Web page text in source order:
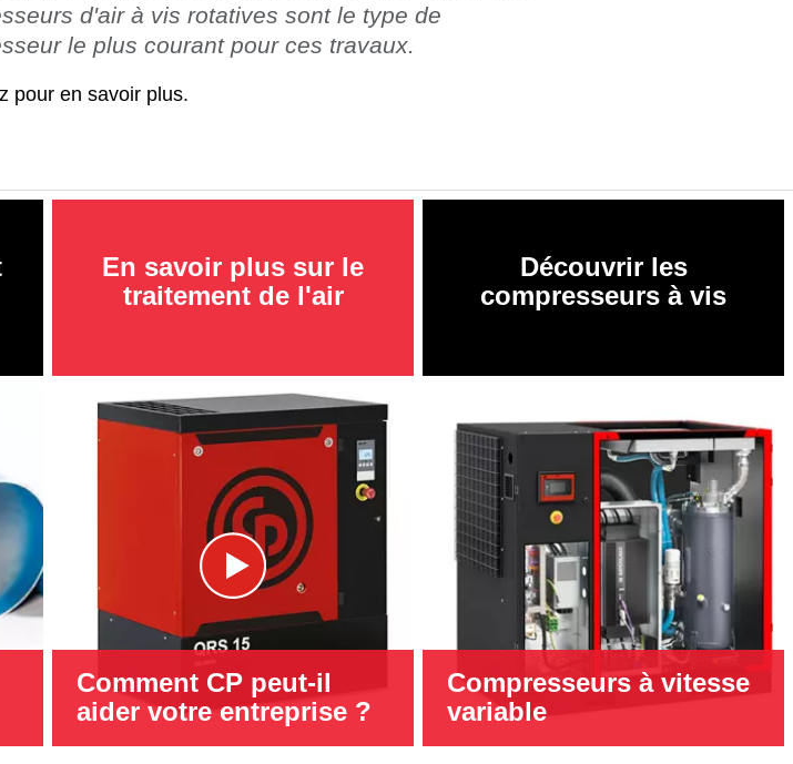
d'air à vis rotatives sont le type de
le plus courant pour ces travaux.
pour en savoir plus.
En savoir plus sur le
traitement de l'air
Découvrir les
compresseurs à vis
Comment CP peut-il
aider votre entreprise ?
Compresseurs à vitesse
variable